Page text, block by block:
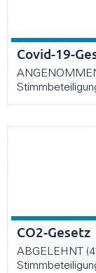
Covid-19-
CO2-Gesetz
ABGELEHNT